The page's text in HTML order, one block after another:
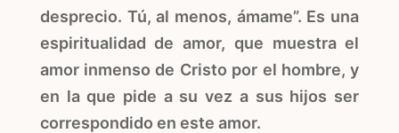
desprecio. Tú, al menos, ámame”. Es una
espiritualidad de amor, que muestra el
amor inmenso de Cristo por el hombre, y
en la que pide a su vez a sus hijos ser
correspondido en este amor.